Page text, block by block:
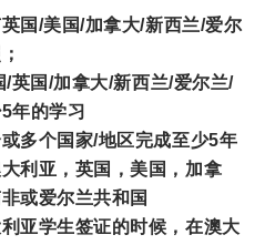
国/美国/加拿大/新西兰/爱尔
/英国/加拿大/新西兰/爱尔兰/
年的学习
多个国家/地区完成至少5年
利亚，英国，美国，加拿
或爱尔兰共和国
亚学生签证的时候，在澳大